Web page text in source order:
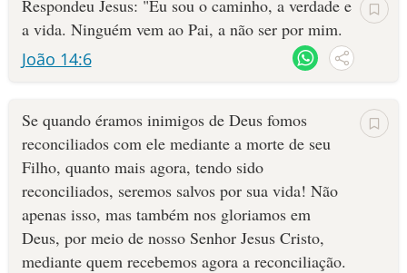
Respondeu Jesus: "Eu sou o caminho, a verdade e
a vida. Ninguém vem ao Pai, a não ser por mim.
João 14:6
Se quando éramos inimigos de Deus fomos
reconciliados com ele mediante a morte de seu
Filho, quanto mais agora, tendo sido
reconciliados, seremos salvos por sua vida! Não
apenas isso, mas também nos gloriamos em
Deus, por meio de nosso Senhor Jesus Cristo,
mediante quem recebemos agora a reconciliação.